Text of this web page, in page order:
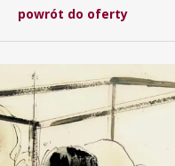
powrót do oferty